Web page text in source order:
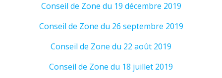
Conseil de Zone du 19 décembre 2019
Conseil de Zone du 26 septembre 2019
Conseil de Zone du 22 août 2019
Conseil de Zone du 18 juillet 2019